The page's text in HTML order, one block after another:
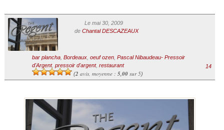
Le mai 30, 2009
de Chantal DESCAZEAUX
bar plancha, Bordeaux, oeuf ozen, Pascal Nibaudeau- Pressoir
d'Argent, pressoir d'argent, restaurant
(2 avis, moyenne : 5,00sur 5)
14